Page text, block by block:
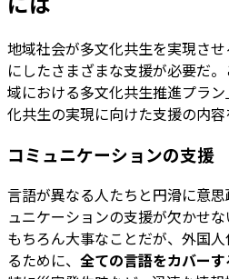
地域社会が多文化共生を実現さ
にしたさまざまな支援が必要だ
域における多文化共生推進プラ
化共生の実現に向けた支援の内容
コミュニケーションの支援
言語が異なる人たちと円滑に意
ュニケーションの支援が欠かせ
もちろん大事なことだが、外国
るために、 全ての言語をカバー